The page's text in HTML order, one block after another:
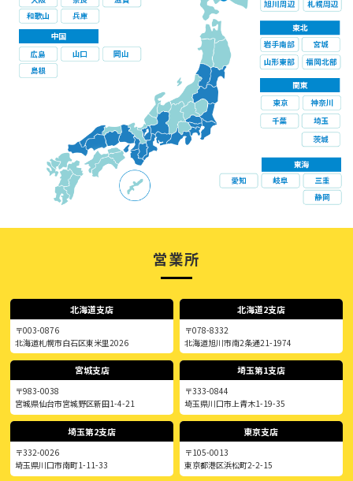
営業所
北海道支店
〒003-0876
北海道札幌市白石区東米里2026
北海道2支店
〒078-8332
北海道旭川市南2条通21-1974
宮城支店
〒983-0038
宮城県仙台市宮城野区新田1-4-21
埼玉第1支店
〒333-0844
埼玉県川口市上青木1-19-35
埼玉第2支店
〒332-0026
埼玉県川口市南町1-11-33
東京支店
〒105-0013
東京都港区浜松町2-2-15